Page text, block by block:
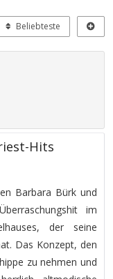
Beliebteste
Hits
Barbara Bürk und
im
der seine
Das Konzept, den
zu nehmen und